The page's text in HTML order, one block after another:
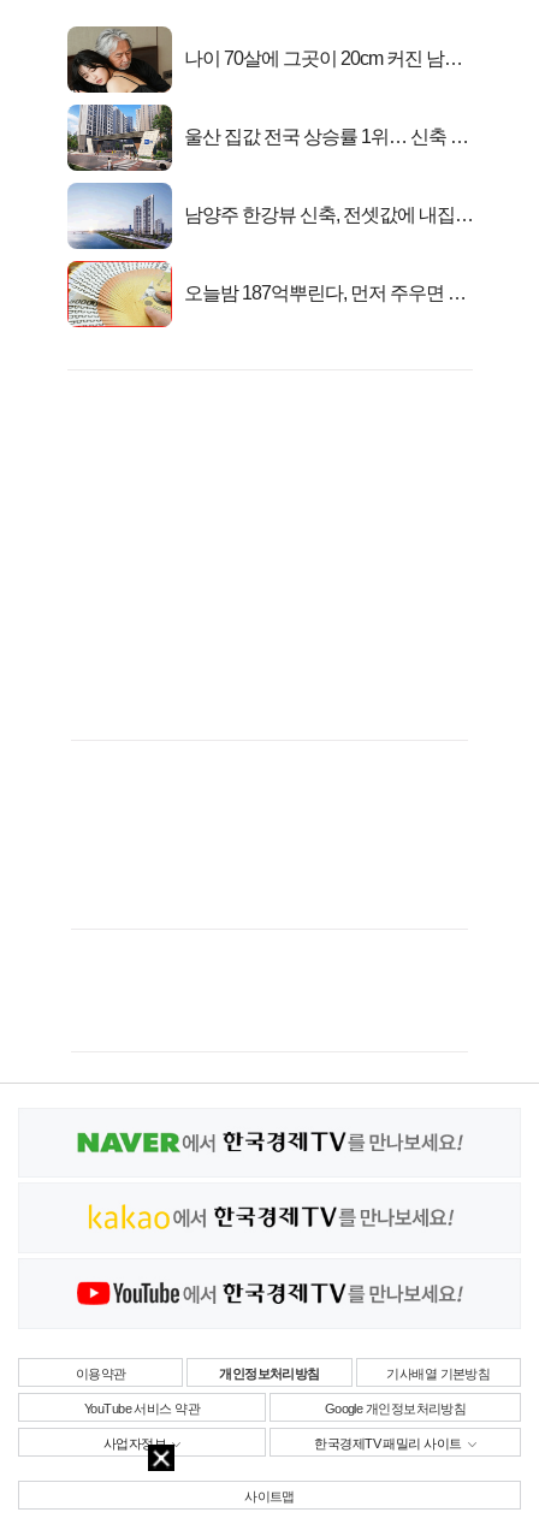
나이 70살에 그곳이 20cm 커진 남자..
울산 집값 전국 상승률 1위… 신축 지
남양주 한강뷰 신축, 전셋값에 내집마
오늘밤 187억뿌린다, 먼저 주우면 최
이용약관 개인정보처리방침 기사배열 기본방침
YouTube 서비스 약관 Google 개인정보처리방침
사업자정보 한국경제TV 패밀리 사이트
사이트맵